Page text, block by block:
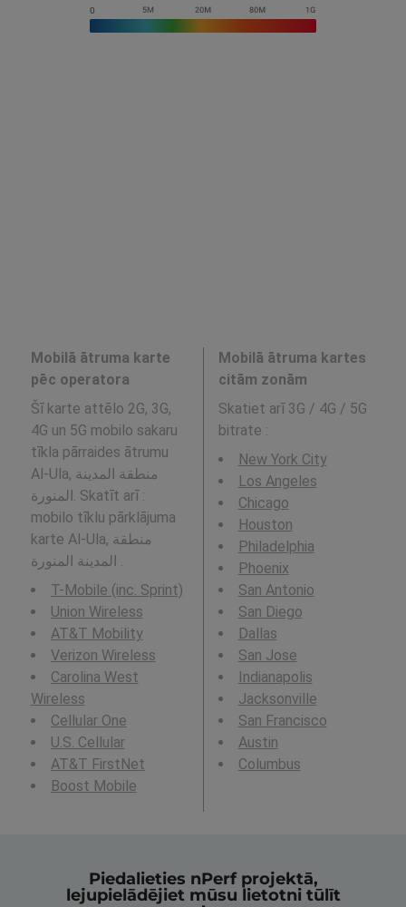
Mobilā ātruma karte
pēc operatora
Šī karte attēlo 2G, 3G,
4G un 5G mobilo sakaru
tīkla pārraides ātrumu
Al-Ula, منطقة المدينة
المنورة. Skatīt arī :
mobilo tīklu pārklājuma
karte Al-Ula, منطقة
T-Mobile (inc. Sprint)
Union Wireless
AT&T Mobility
Verizon Wireless
Carolina West
Wireless
Cellular One
U.S. Cellular
AT&T FirstNet
Boost Mobile
Mobilā ātruma kartes
citām zonām
Skatiet arī 3G / 4G / 5G
bitrate :
New York City
Los Angeles
Chicago
Houston
Philadelphia
Phoenix
San Antonio
San Diego
Dallas
San Jose
Indianapolis
Jacksonville
San Francisco
Austin
Columbus
Piedalieties nPerf projektā,
lejupielādējiet mūsu lietotni tūlīt